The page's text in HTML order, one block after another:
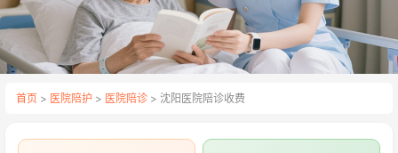
首页 > 医院陪护 > 医院陪诊 > 沈阳医院陪诊收费